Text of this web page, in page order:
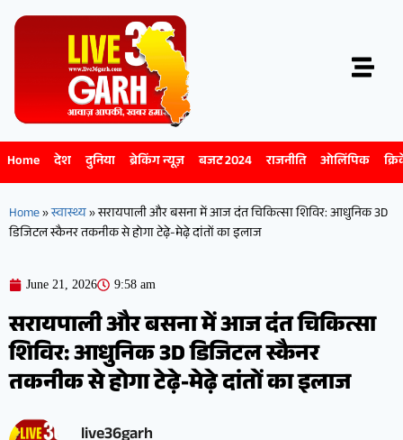
Home देश दुनिया ब्रेकिंग न्यूज़ बजट 2024 राजनीति ओलिंपिक
Home»स्वास्थ्य»सरायपाली और बसना में आज दंत चिकित्सा शिविर: आधुनिक 3D
डिजिटल स्कैनर तकनीक से होगा टेढ़े-मेढ़े दांतों का इलाज
June 21, 2026 9:58 am
सरायपाली और बसना में आज दंत चिकित्सा
शिविर: आधुनिक 3D डिजिटल स्कैनर
तकनीक से होगा टेढ़े-मेढ़े दांतों का इलाज